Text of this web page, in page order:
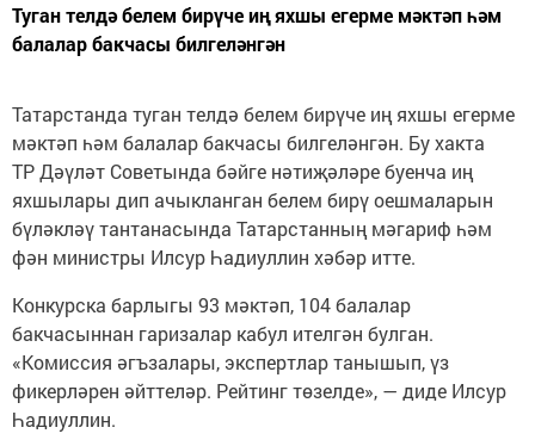
Туган телдә белем бирүче иң яхшы егерме мәктәп һәм
балалар бакчасы билгеләнгән
Татарстанда туган телдә белем бирүче иң яхшы егерме
мәктәп һәм балалар бакчасы билгеләнгән. Бу хакта
ТР Дәүләт Советында бәйге нәтиҗәләре буенча иң
яхшылары дип ачыкланган белем бирү оешмаларын
бүләкләү тантанасында Татарстанның мәгариф һәм
фән министры Илсур Һадиуллин хәбәр итте.
Конкурска барлыгы 93 мәктәп, 104 балалар
бакчасыннан гаризалар кабул ителгән булган.
«Комиссия әгъзалары, экспертлар танышып, үз
фикерләрен әйттеләр. Рейтинг төзелде», — диде Илсур
Һадиуллин.